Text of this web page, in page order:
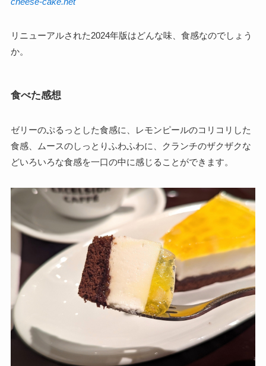
リニューアルされた2024年版はどんな味、食感なのでしょう
か。
食べた感想
ゼリーのぷるっとした食感に、レモンピールのコリコリした
食感、ムースのしっとりふわふわに、クランチのザクザクな
どいろいろな食感を一口の中に感じることができます。